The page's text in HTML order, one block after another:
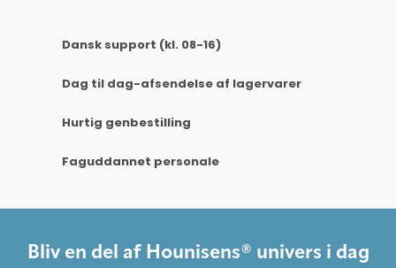
Dansk support (kl. 08-16)
Dag til dag-afsendelse af lagervarer
Hurtig genbestilling
Faguddannet personale
Bliv en del af Hounisens® univers i dag